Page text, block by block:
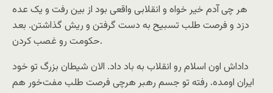
هر چی آدم خیر خواه و انقلابی واقعی بود از بین رفت و یک عده
دزد و فرصت طلب تسبیح به دست گرفتن و ریش گذاشتن. بعد
حکومت رو غصب کردن.
داداش اون اسلام رو انقلاب به باد داد. الان شیطان بزرگ تو خود
ایران اومده. رفته تو جسم رهبر هرچی فرصت طلب مفت‌خور هم